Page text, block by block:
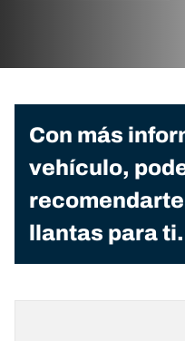
Con más
vehículo,
llantas para ti.